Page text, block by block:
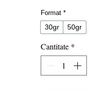
exigeantes.
Polyvalent
gel de construction
Multi-usages
construction
Format *
30gr 50gr
Cantitate *